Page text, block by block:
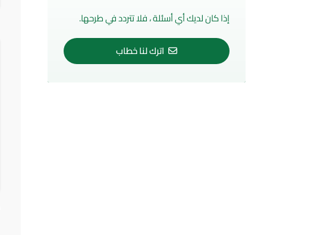
إذا كان لديك أي أسئلة ، فلا تتردد في طرحها.
اترك لنا خطاب